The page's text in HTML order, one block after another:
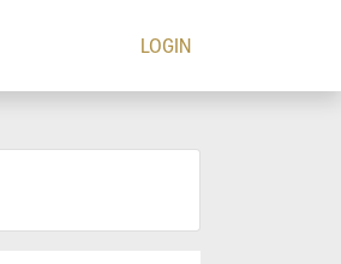
LOGIN